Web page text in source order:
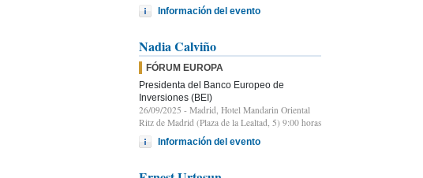
Información del evento
Nadia Calviño
FÓRUM EUROPA
Presidenta del Banco Europeo de
Inversiones (BEI)
26/09/2025 - Madrid, Hotel Mandarin Oriental
Ritz de Madrid (Plaza de la Lealtad, 5) 9:00 horas
Información del evento